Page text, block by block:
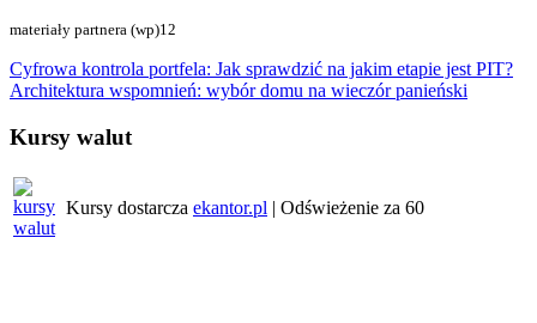
materiały partnera (wp)12
Nawigacja
wpisu
Cyfrowa kontrola portfela: Jak sprawdzić na jakim etapie jest PIT?
Architektura wspomnień: wybór domu na wieczór panieński
Kursy walut
Kursy dostarcza ekantor.pl | Odświeżenie za 60